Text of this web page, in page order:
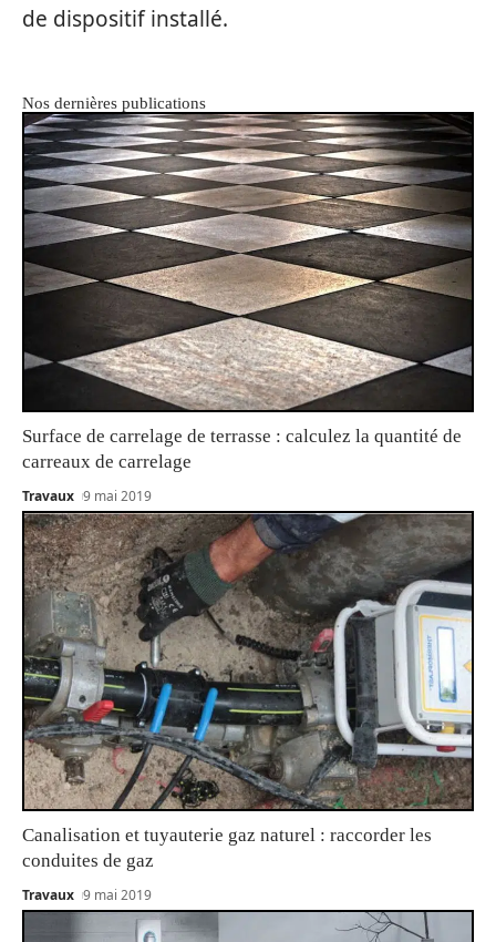
de dispositif installé.
Nos dernières publications
Surface de carrelage de terrasse : calculez la quantité de
carreaux de carrelage
Travaux 9 mai 2019
Canalisation et tuyauterie gaz naturel : raccorder les
conduites de gaz
Travaux 9 mai 2019